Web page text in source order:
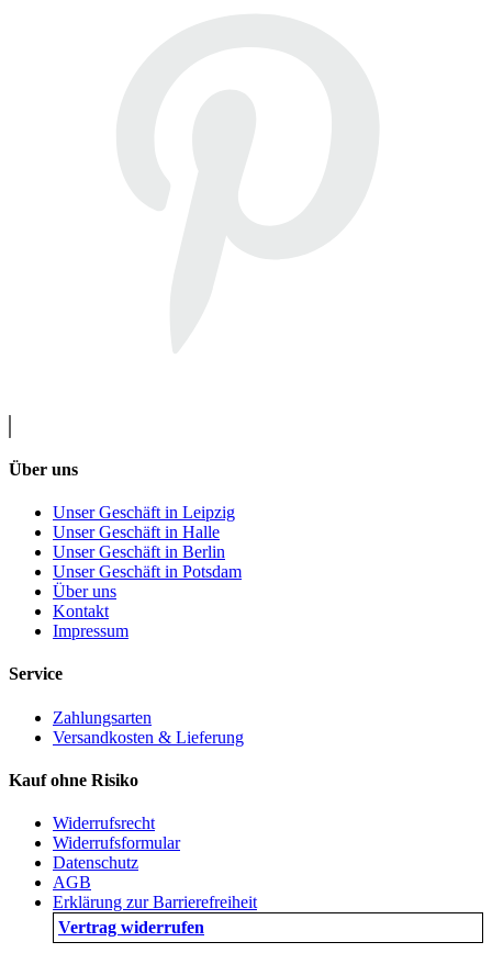
Über uns
Unser Geschäft in Leipzig
Unser Geschäft in Halle
Unser Geschäft in Berlin
Unser Geschäft in Potsdam
Über uns
Kontakt
Impressum
Service
Zahlungsarten
Versandkosten & Lieferung
Kauf ohne Risiko
Widerrufsrecht
Widerrufsformular
Datenschutz
AGB
Erklärung zur Barrierefreiheit
Vertrag widerrufen